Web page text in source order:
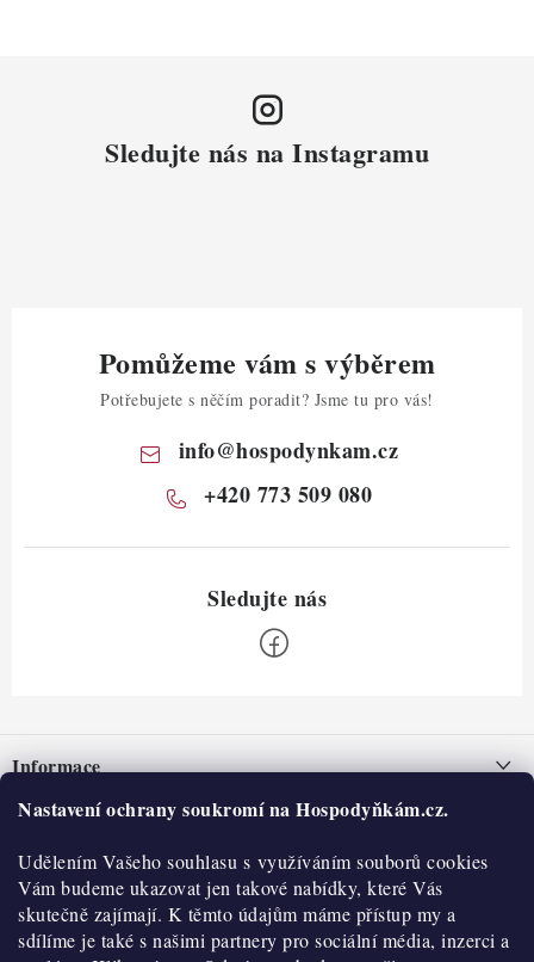
Nastavení ochrany soukromí na Hospodyňkám.cz.
Udělením Vašeho souhlasu s využíváním souborů cookies
Vám budeme ukazovat jen takové nabídky, které Vás
skutečně zajímají. K těmto údajům máme přístup my a
sdílíme je také s našimi partnery pro sociální média, inzerci a
Sledujte nás na Instagramu
Pomůžeme vám s výběrem
Potřebujete s něčím poradit? Jsme tu pro vás!
info@hospodynkam.cz
+420 773 509 080
pInformace
Nepřevzetí zásilky na dobírku
Obchodní podmínky
Hodnocení obchodu
Blog
O nás
Historie
Kontakty
O nákupu
Reklamace a vratky